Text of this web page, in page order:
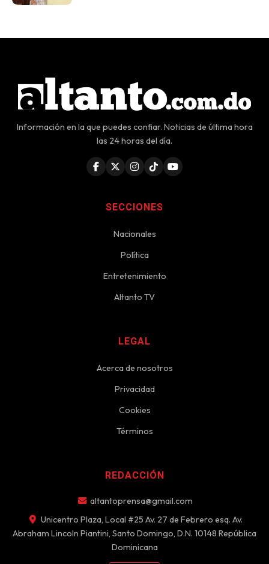
Información en la que puedes confiar. Noticias de última hora
las 24 horas del día.
SECCIONES
Nacionales
Política
Entretenimiento
Altanto TV
LEGAL
Acerca de nosotros
Privacidad
Cookies
Términos
REDACCIÓN
altantoprensa@gmail.com
Unicentro Plaza, Local #25 Av. 27 de Febrero esq. Av.
Abraham Lincoln Piantini, Santo Domingo, D.N. 10148 República
Dominicana